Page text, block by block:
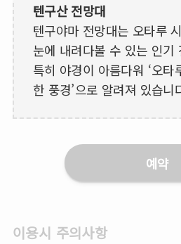
텐구산 전망대
텐구야마 전망대는 오타루
눈에 내려다볼 수 있는 인기
특히 야경이 아름다워 ‘오타
한 풍경’으로 알려져 있습니
예약
이용시 주의사항